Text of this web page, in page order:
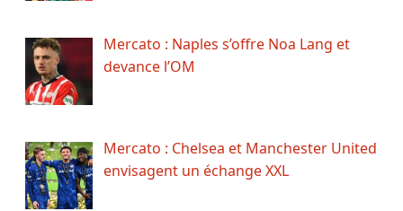
Mercato : Naples s’offre Noa Lang et
devance l’OM
Mercato : Chelsea et Manchester United
envisagent un échange XXL